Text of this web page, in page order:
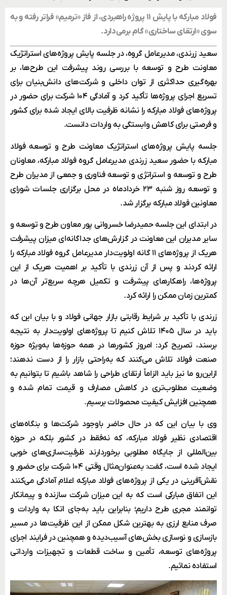
فولاد مبارکه با پایش ۱۱ پروژه راهبردی، از فاز «ترمیم» فراتر رفته و به
سوی «ارتقای ساختاری» گام برمی‌دارد.
سعید زرندی، مدیرعامل گروه، در جلسه پایش پروژه‌های استراتژیک
معاونت طرح و توسعه با بررسی روند پیشرفت این طرح‌ها، بر
بهره‌گیری حداکثری از توان داخلی و شرکت‌های دانش‌بنیان برای
تسریع اجرای پروژه‌ها تأکید کرد و آمادگی ۱۰۴ شرکت برای حضور در
پروژه‌های فولاد مبارکه را نشانه ظرفیت‌ بالای ایجاد شده برای کشور
و فرصتی برای کاهش وابستگی به واردات دانست.
جلسه پایش پروژه‌های استراتژیک معاونت طرح و توسعه فولاد
مبارکه با حضور سعید زرندی مدیرعامل گروه فولاد مبارکه، معاونان
طرح و توسعه و استراتژی و توسعه فناوری و جمعی از مدیران طرح
و توسعه روز شنبه ۲۳ خردادماه در محل برگزاری جلسات شورای
معاونین فولاد مبارکه برگزار شد.
در ابتدای این جلسه حمیدرضا خسروانی پور معاون طرح و توسعه و
سایر مدیران این معاونت در گزارش‌های جداگانه‌ای میزان پیشرفت
هریک از پروژه‌های ۱۱ گانه اولویت‌دار مدیرعامل گروه فولاد مبارکه را
ارائه کردند و پس از آن زرندی با تأکید بر اهمیت هریک از این
پروژه‌ها، راهکارهای پیشرفت و تکمیل هرچه سریع‌تر آن‌ها در
کمترین زمان ممکن را ارائه کرد.
زرندی با تأکید بر شرایط رقابتی بازار جهانی فولاد و با بیان این که
باید در سال ۱۴۰۵ تلاش کنیم تا پروژه‌های اولویت‌دار به نتیجه
برسند، تصریح کرد: امروز کشورها در همه حوزه‌ها به‌ویژه حوزه
صنعت فولاد تلاش می‌کنند که به‌راحتی بازار را از دست ندهند؛
ازاین‌رو ما نیز باید الزاماً ارتقای طراحی را شاهد باشیم تا بتوانیم به
وضعیت مطلوب‌تری در کاهش مصارف و قیمت تمام شده و
همچنین افزایش کیفیت محصولات برسیم.
وی با بیان این که در حال حاضر باوجود شرکت‌ها و بنگاه‌های
اقتصادی نظیر فولاد مبارکه، که نه‌فقط در کشور بلکه در حوزه
بین‌المللی از جایگاه مطلوبی برخوردارند ظرفیت‌سازی‌های خوبی
ایجاد شده است، گفت: به‌عنوان‌مثال وقتی ۱۰۴ شرکت برای حضور و
نقش‌آفرینی در یکی از پروژه‌های فولاد مبارکه اعلام آمادگی می‌کنند
این اتفاق مبارکی است که به این میزان شرکت سازنده و پیمانکار
توانمند مجری طرح داریم؛ بنابراین باید به‌جای اتکا به واردات و
صرف منابع ارزی به بهترین شکل ممکن از این ظرفیت‌ها در مسیر
بازسازی و نوسازی بخش‌های آسیب‌دیده و همچنین در فرایند اجرای
پروژه‌های توسعه، تأمین و ساخت قطعات و تجهیزات وارداتی
استفاده نمائیم.